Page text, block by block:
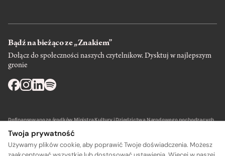
Bądź na bieżąco ze „Znakiem”
Dołącz do społeczności naszych czytelnikow. Dysktuj w najlepszym
gronie
Dofinansowano ze środków Ministra Kultury i Dziedzictwa Narodowego pochodzących
Twoja prywatność
Używamy plików cookie, aby poprawić Twoje doświadczenia. Możesz